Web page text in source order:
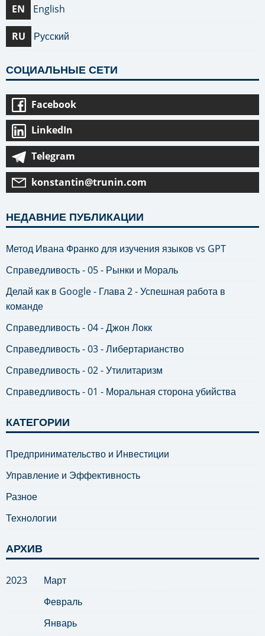
EN English
RU Русский
СОЦИАЛЬНЫЕ СЕТИ
Facebook
LinkedIn
Telegram
konstantin@trunin.com
НЕДАВНИЕ ПУБЛИКАЦИИ
Метод Ивана Франко для изучения языков vs GPT
Справедливость - 05 - Рынки и Мораль
Делай как в Google - Глава 2 - Успешная работа в
команде
Справедливость - 04 - Джон Локк
Справедливость - 03 - Либертарианство
Справедливость - 02 - Утилитаризм
Справедливость - 01 - Моральная сторона убийства
КАТЕГОРИИ
Предпринимательство и Инвестиции
Управление и Эффективность
Разное
Технологии
АРХИВ
2023
Март
Февраль
Январь